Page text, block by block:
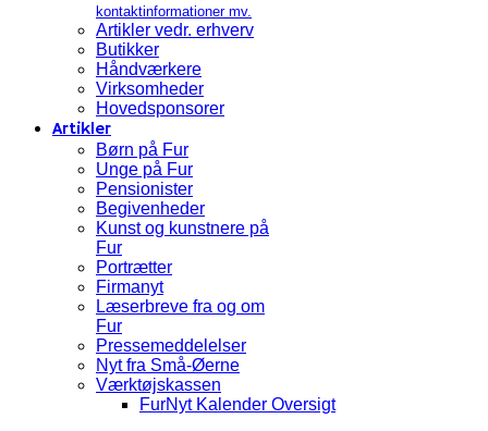
kontaktinformationer mv.
Artikler vedr. erhverv
Butikker
Håndværkere
Virksomheder
Hovedsponsorer
Artikler
Børn på Fur
Unge på Fur
Pensionister
Begivenheder
Kunst og kunstnere på
Fur
Portrætter
Firmanyt
Læserbreve fra og om
Fur
Pressemeddelelser
Nyt fra Små-Øerne
Værktøjskassen
FurNyt Kalender Oversigt